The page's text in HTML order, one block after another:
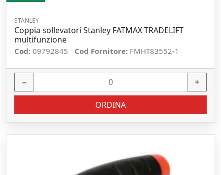
STANLEY
Coppia sollevatori Stanley FATMAX TRADELIFT
multifunzione
Cod: 09792845 Cod Fornitore: FMHT83552-1
− +
ORDINA